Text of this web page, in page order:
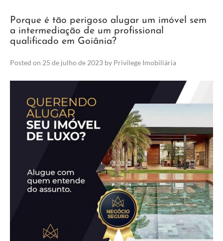
Porque é tão perigoso alugar um imóvel sem
a intermediação de um profissional
qualificado em Goiânia?
Posted on 25 de julho de 2023 by Privilege Imobiliária